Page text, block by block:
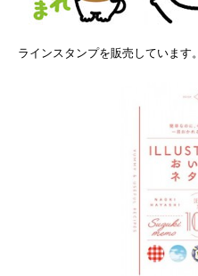
ラインスタンプを販売しています。